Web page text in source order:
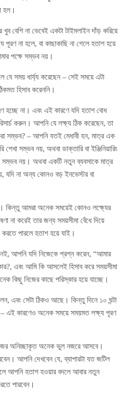
হল।
বেশি না ভেবেই একটা টাইমলাইন দাঁড় করিয়ে
না হলে, বা কাছাকাছি না গেলে হতাশ হয়ে
পক্ষে সম্ভব নয়।
সময় ধার্য্য করেছেন – সেই সময়ে এটা
হিসাব করেননি।
না। এবং এই কারণে যদি হতাশ বোধ
করুন। আপনি যে লক্ষ্য ঠিক করেছেন, তা
সম্ভব? – আপনি যতই মেধাবী হন, মাত্র এক
সম্ভব নয়, অথবা ডাক্তারি বা ইঞ্জিনিয়ারিং
সম্ভব নয়। অথবা একটি নতুন ব্যবসাকে মাত্র
যদি না অন্য কোনও বড় ইনভেস্টর বা
কিন্তু আমরা অনেক সময়েই কোনও লক্ষ্যের
না করেই তার জন্য সময়সীমা বেঁধে দিয়ে
পারলে হতাশ হয়ে যাই।
আপনি যদি নিজেকে প্রশ্ন করেন, “আমার
এবং আমি কি আসলেই হিসাব করে সময়সীমা
কিছু নিজের কাছে পরিস্কার হয়ে যাচ্ছে।
এবং সেটা ঠিকও আছে। কিন্তু দিনে ১০ ঘন্টা
– এই কারণেও অনেক সময়ে সময়মত লক্ষ্য পূরণ
অনিচ্ছাকৃত অনেক ভুল নজরে আসবে।
আপনি দেখবেন যে, ব্যাপারটা যত জটিল
আপনি হতাশ হওয়ার বদলে আবার নতুন
পারবেন।